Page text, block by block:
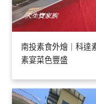
南投素食外燴｜科達
素宴菜色豐盛